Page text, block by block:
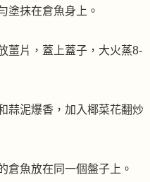
塗抹在倉魚身上。
薑片，蓋上蓋子，大火蒸8-
蒜泥爆香，加入椰菜花翻炒
倉魚放在同一個盤子上。